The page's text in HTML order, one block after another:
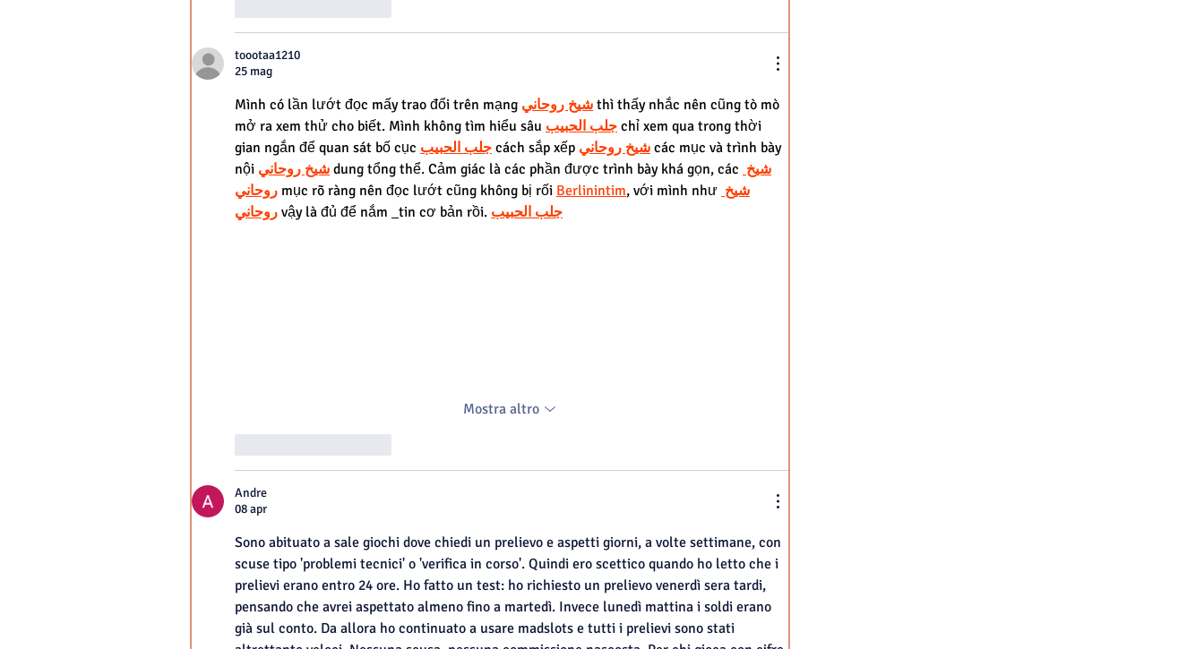
toootaa1210
25 mag
Mình có lần lướt đọc mấy trao đổi trên mạng شيخ روحاني thì thấy nhắc nên cũng tò mò
mở ra xem thử cho biết. Mình không tìm hiểu sâu جلب الحبيب chỉ xem qua trong thời
gian ngắn để quan sát bố cục جلب الحبيب cách sắp xếp شيخ روحاني các mục và trình bày
nội شيخ روحاني dung tổng thể. Cảm giác là các phần được trình bày khá gọn, các شيخ
روحاني mục rõ ràng nên đọc lướt cũng không bị rối Berlinintim, với mình như شيخ
روحاني vậy là đủ để nắm tin cơ bản rồi. جلب الحبيب
Mostra altro
Andre
08 apr
Sono abituato a sale giochi dove chiedi un prelievo e aspetti giorni, a volte settimane, con
scuse tipo 'problemi tecnici' o 'verifica in corso'. Quindi ero scettico quando ho letto che i
prelievi erano entro 24 ore. Ho fatto un test: ho richiesto un prelievo venerdì sera tardi,
pensando che avrei aspettato almeno fino a martedì. Invece lunedì mattina i soldi erano
già sul conto. Da allora ho continuato a usare madslots e tutti i prelievi sono stati